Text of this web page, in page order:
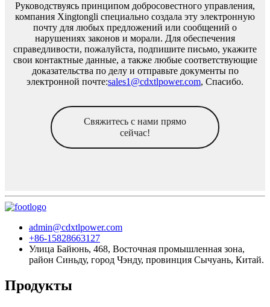
Руководствуясь принципом добросовестного управления,
компания Xingtongli специально создала эту электронную
почту для любых предложений или сообщений о
нарушениях законов и морали. Для обеспечения
справедливости, пожалуйста, подпишите письмо, укажите
свои контактные данные, а также любые соответствующие
доказательства по делу и отправьте документы по
электронной почте:sales1@cdxtlpower.com, Спасибо.
Свяжитесь с нами прямо
сейчас!
admin@cdxtlpower.com
+86-15828663127
Улица Байюнь, 468, Восточная промышленная зона,
район Синьду, город Чэнду, провинция Сычуань, Китай.
Продукты